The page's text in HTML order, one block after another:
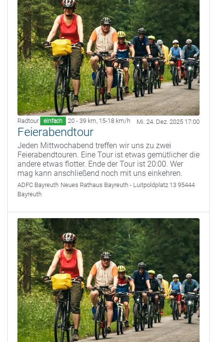
Radtour einfach 20 - 39 km, 15-18 km/h Mi. 24. Dez. 2025 17:00
Feierabendtour
Jeden Mittwochabend treffen wir uns zu zwei
Feierabendtouren. Eine Tour ist etwas gemütlicher die
andere etwas flotter. Ende der Tour ist 20:00. Wer
mag kann anschließend noch mit uns einkehren.
ADFC Bayreuth Neues Rathaus Bayreuth - Luitpoldplatz 13 95444
Bayreuth